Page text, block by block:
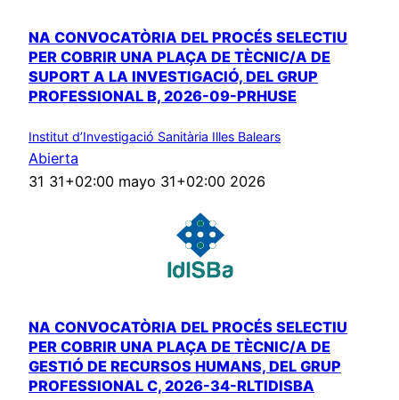
NA CONVOCATÒRIA DEL PROCÉS SELECTIU
PER COBRIR UNA PLAÇA DE TÈCNIC/A DE
SUPORT A LA INVESTIGACIÓ, DEL GRUP
PROFESSIONAL B, 2026-09-PRHUSE
Institut d’Investigació Sanitària Illes Balears
Abierta
31 31+02:00 mayo 31+02:00 2026
NA CONVOCATÒRIA DEL PROCÉS SELECTIU
PER COBRIR UNA PLAÇA DE TÈCNIC/A DE
GESTIÓ DE RECURSOS HUMANS, DEL GRUP
PROFESSIONAL C, 2026-34-RLTIDISBA